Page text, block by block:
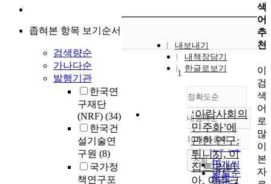
좁혀본 항목 보기순서
검색량순
가나다순
발행기관
한국연
구재단
(NRF) (34)
한국건
설기술연
구원 (8)
국가정
책연구포
내보내기
내책장담기
한글로보기
정확도순
정확도
순
인기도
순
연도순
내림차순
내림차순
10개씩 출력
10개씩
출력
조회
1
‘아랍사회의
민주화’에
관한 연구:
튀니지, 이
집트 리비
아, 이라크
색
어
추
천
이
검
색
어
로
많
이
본
자